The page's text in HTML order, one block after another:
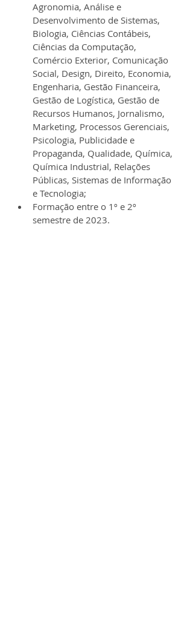
Agronomia, Análise e
Desenvolvimento de Sistemas,
Biologia, Ciências Contábeis,
Ciências da Computação,
Comércio Exterior, Comunicação
Social, Design, Direito, Economia,
Engenharia, Gestão Financeira,
Gestão de Logística, Gestão de
Recursos Humanos, Jornalismo,
Marketing, Processos Gerenciais,
Psicologia, Publicidade e
Propaganda, Qualidade, Química,
Química Industrial, Relações
Públicas, Sistemas de Informação
e Tecnologia;
Formação entre o 1º e 2º
semestre de 2023.